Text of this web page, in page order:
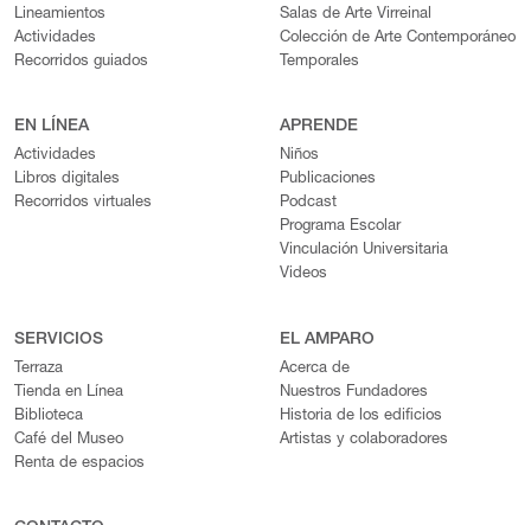
Lineamientos
Actividades
Recorridos guiados
Salas de Arte Virreinal
Colección de Arte Contemporáneo
Temporales
EN LÍNEA
Actividades
Libros digitales
Recorridos virtuales
APRENDE
Niños
Publicaciones
Podcast
Programa Escolar
Vinculación Universitaria
Videos
SERVICIOS
Terraza
Tienda en Línea
Biblioteca
Café del Museo
Renta de espacios
EL AMPARO
Acerca de
Nuestros Fundadores
Historia de los edificios
Artistas y colaboradores